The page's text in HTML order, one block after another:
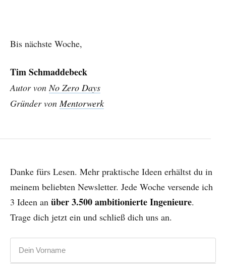
Bis nächste Woche,
Tim Schmaddebeck
Autor vonNo Zero Days
Gründer vonMentorwerk
Danke fürs Lesen. Mehr praktische Ideen erhältst du in
meinem beliebten Newsletter. Jede Woche versende ich
3 Ideen an über 3.500 ambitionierte Ingenieure.
Trage dich jetzt ein und schließ dich uns an.